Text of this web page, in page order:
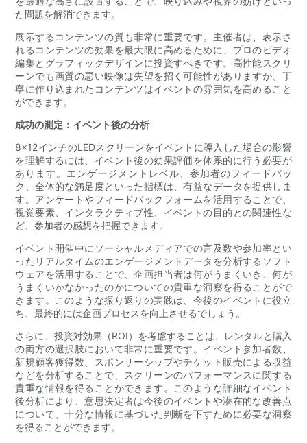
た問題を解消できます。
展示するコンテンツの質も非常に重要です。主催者は、表示さ
れるコンテンツの効果を最大限に高めるために、プロのビデオ
編集とグラフィックデザインに投資すべきです。高性能スクリ
ーンでも画質の悪い映像は失望を招く可能性がありますが、丁
寧に作り込まれたコンテンツはイベントの雰囲気を高めること
ができます。
成功の測定：イベント後の分析
8×12インチのLEDスクリーンをイベントに導入した場合の影響
を理解するには、イベント後の効果評価を体系的に行う必要が
あります。エンゲージメントレベル、参加者のフィードバッ
ク、全体的な満足度といった指標は、有益なデータを提供しま
す。アンケートやフィードバックフォームを活用することで、
視覚要素、インタラクティブ性、イベントの目的との関連性な
ど、参加者の感想を把握できます。
イベント開催中にソーシャルメディアでの言及数や参加率とい
ったリアルタイムのエンゲージメントデータを分析するソフト
ウェアを活用することで、企画担当者は何がうまくいき、何が
うまくいかなかったのかについての貴重な洞察を得ることがで
きます。このような振り返りの実践は、今後のイベントに役立
ち、最終的には企画プロセスを向上させるでしょう。
さらに、投資対効果（ROI）を考慮することは、レンタルと購入
の両方の選択肢において非常に重要です。イベント参加者数、
新規顧客獲得数、スポンサーシップやチケット販売による収益
などを分析することで、スクリーンのパフォーマンスに関する
貴重な情報を得ることができます。このような詳細なイベント
後分析により、意思決定者は今後のイベントや潜在的な改善点
について、十分な情報に基づいた判断を下すために必要な洞察
を得ることができます。